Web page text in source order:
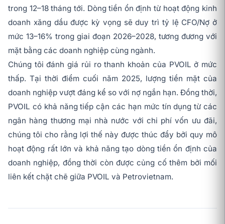
trong 12–18 tháng tới. Dòng tiền ổn định từ hoạt động kinh
doanh xăng dầu được kỳ vọng sẽ duy trì tỷ lệ CFO/Nợ ở
mức 13–16% trong giai đoạn 2026–2028, tương đương với
mặt bằng các doanh nghiệp cùng ngành.
Chúng tôi đánh giá rủi ro thanh khoản của PVOIL ở mức
thấp. Tại thời điểm cuối năm 2025, lượng tiền mặt của
doanh nghiệp vượt đáng kể so với nợ ngắn hạn. Đồng thời,
PVOIL có khả năng tiếp cận các hạn mức tín dụng từ các
ngân hàng thương mại nhà nước với chi phí vốn ưu đãi,
chúng tôi cho rằng lợi thế này được thúc đẩy bởi quy mô
hoạt động rất lớn và khả năng tạo dòng tiền ổn định của
doanh nghiệp, đồng thời còn được củng cố thêm bởi mối
liên kết chặt chẽ giữa PVOIL và Petrovietnam.